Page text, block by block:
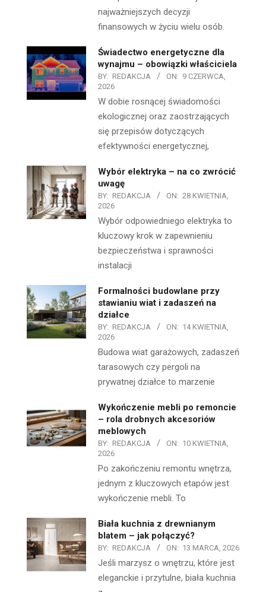
najważniejszych decyzji
finansowych w życiu wielu osób.
Świadectwo energetyczne dla
wynajmu – obowiązki właściciela
BY: REDAKCJA ON: 9 CZERWCA,
2026
W dobie rosnącej świadomości
ekologicznej oraz zaostrzających
się przepisów dotyczących
efektywności energetycznej,
Wybór elektryka – na co zwrócić
uwagę
BY: REDAKCJA ON: 28 KWIETNIA,
2026
Wybór odpowiedniego elektryka to
kluczowy krok w zapewnieniu
bezpieczeństwa i sprawności
instalacji
Formalności budowlane przy
stawianiu wiat i zadaszeń na
działce
BY: REDAKCJA ON: 14 KWIETNIA,
2026
Budowa wiat garażowych, zadaszeń
tarasowych czy pergoli na
prywatnej działce to marzenie
Wykończenie mebli po remoncie
– rola drobnych akcesoriów
meblowych
BY: REDAKCJA ON: 10 KWIETNIA,
2026
Po zakończeniu remontu wnętrza,
jednym z kluczowych etapów jest
wykończenie mebli. To
Biała kuchnia z drewnianym
blatem – jak połączyć?
BY: REDAKCJA ON: 13 MARCA, 2026
Jeśli marzysz o wnętrzu, które jest
eleganckie i przytulne, biała kuchnia